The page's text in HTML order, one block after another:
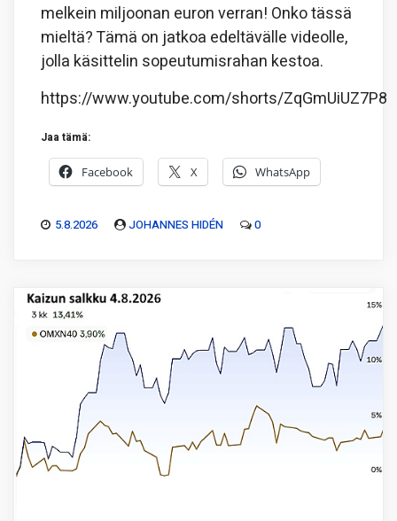
melkein miljoonan euron verran! Onko tässä
mieltä? Tämä on jatkoa edeltävälle videolle,
jolla käsittelin sopeutumisrahan kestoa.
https://www.youtube.com/shorts/ZqGmUiUZ7P8
Jaa tämä:
Facebook X WhatsApp
5.8.2026 JOHANNES HIDÉN 0